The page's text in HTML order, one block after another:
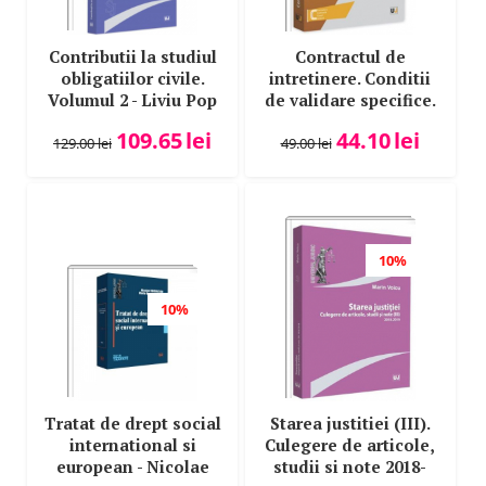
Evelina Oprina
Flaviu Ciopec
Florentin Tuca
Florin Ludusan
Francisc Deak
Gabriel Mihai
Gabriel Mihai
Gabriel Tita Nicolescu
Gabriela Cristina Frentiu
Gabriela Nicoleta Chihaia
Contributii la studiul
obligatiilor civile.
Volumul 2 - Liviu Pop
129.00lei 109.65lei
Contractul de
intretinere. Conditii
de validare specifice.
de intretinere.
executarea silita a
obligatiei de
intretinere - Grigore-
Valentin Beleniuc
49.00lei 44.10lei
10%
Tratat de drept social
international si
european - Nicolae
10%
Starea justitiei (III).
Culegere de articole,
studii si note 2018-